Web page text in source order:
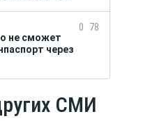
0
78
не сможет
через
СМИ